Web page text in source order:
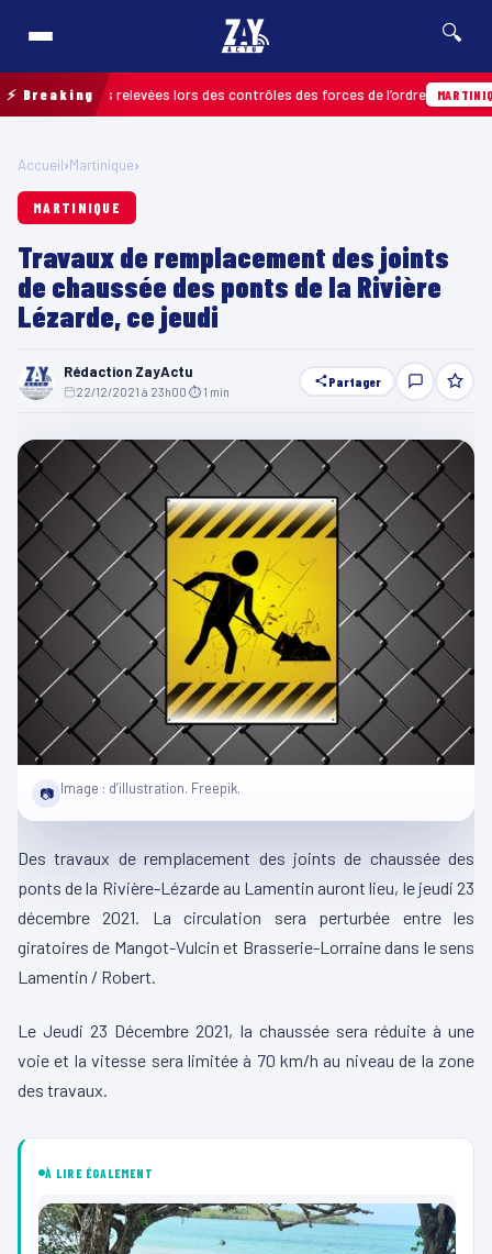
🔍
⚡ Breaking
infractions relevées lors des contrôles des forces de l’ordre MARTINIQUE
Accueil›Martinique›
MARTINIQUE
Travaux de remplacement des joints
de chaussée des ponts de la Rivière
Lézarde, ce jeudi
Rédaction ZayActu
22/12/2021 à 23h00 ⏱ 1 min
Partager
📷 Image : d’illustration. Freepik.
Des travaux de remplacement des joints de chaussée des
ponts de la Rivière-Lézarde au Lamentin auront lieu, le jeudi 23
décembre 2021. La circulation sera perturbée entre les
giratoires de Mangot-Vulcin et Brasserie-Lorraine dans le sens
Lamentin / Robert.
Le Jeudi 23 Décembre 2021, la chaussée sera réduite à une
voie et la vitesse sera limitée à 70 km/h au niveau de la zone
des travaux.
À LIRE ÉGALEMENT